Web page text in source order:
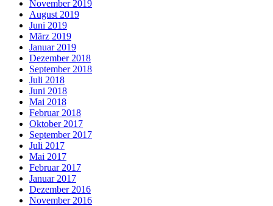
November 2019
August 2019
Juni 2019
März 2019
Januar 2019
Dezember 2018
September 2018
Juli 2018
Juni 2018
Mai 2018
Februar 2018
Oktober 2017
September 2017
Juli 2017
Mai 2017
Februar 2017
Januar 2017
Dezember 2016
November 2016